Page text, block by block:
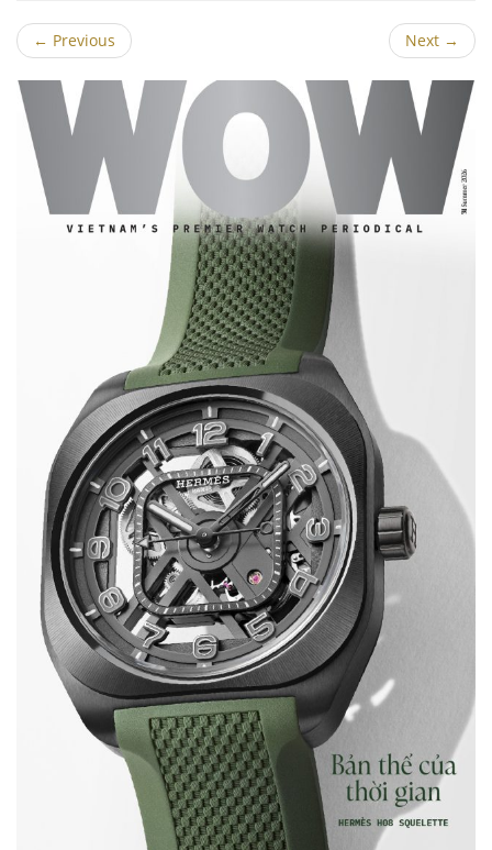
← Previous Next →